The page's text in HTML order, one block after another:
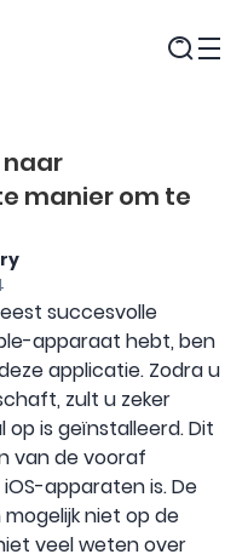
manier om te
succesvolle
apparaat hebt, ben
applicatie. Zodra u
zult u zeker
is geïnstalleerd. Dit
van de vooraf
apparaten is. De
niet op de
veel weten over